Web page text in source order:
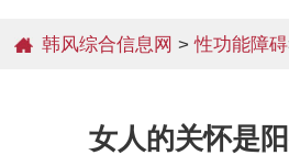
韩风综合信息网 >性功能障碍
女人的关怀是